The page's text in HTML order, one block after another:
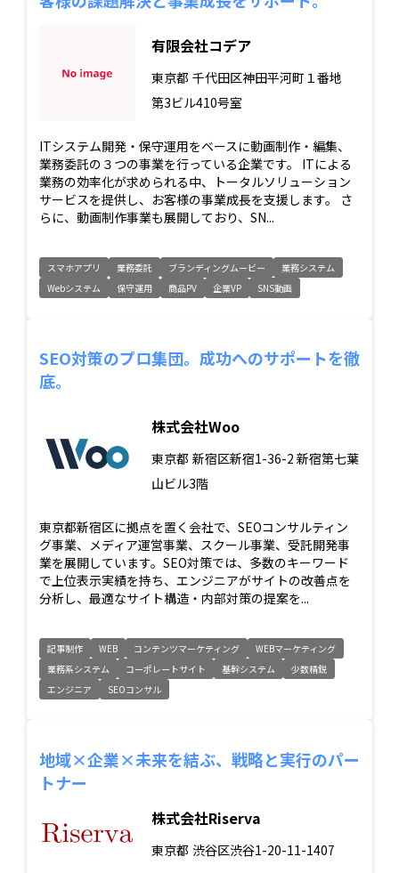
有限会社コデア
東京都 千代田区神田平河町１番地
第3ビル410号室
ITシステム開発・保守運用をベースに動画制作・編集、
業務委託の３つの事業を行っている企業です。 ITによる
業務の効率化が求められる中、トータルソリューション
サービスを提供し、お客様の事業成長を支援します。 さ
らに、動画制作事業も展開しており、SN...
スマホアプリ 業務委託 ブランディングムービー
業務システム
Webシステム
保守運用 商品PV 企業VP SNS動画
SEO対策のプロ集団。成功へのサポートを徹
底。
株式会社Woo
東京都 新宿区新宿1-36-2 新宿第七葉
山ビル3階
東京都新宿区に拠点を置く会社で、SEOコンサルティン
グ事業、メディア運営事業、スクール事業、受託開発事
業を展開しています。SEO対策では、多数のキーワード
で上位表示実績を持ち、エンジニアがサイトの改善点を
分析し、最適なサイト構造・内部対策の提案を...
記事制作 WEB コンテンツマーケティング
WEBマーケティング
業務系システム
コーポレートサイト 基幹システム
少数精鋭
エンジニア
SEOコンサル
地域×企業×未来を結ぶ、戦略と実行のパー
トナー
株式会社Riserva
東京都 渋谷区渋谷1-20-11-1407